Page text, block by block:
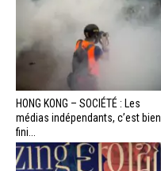
HONG KONG – SOCIÉTÉ : Les
médias indépendants, c’est bien
fini...